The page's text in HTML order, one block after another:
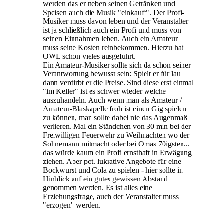
werden das er neben seinen Getränken und
Speisen auch die Musik "einkauft". Der Profi-
Musiker muss davon leben und der Veranstalter
ist ja schließlich auch ein Profi und muss von
seinen Einnahmen leben. Auch ein Amateur
muss seine Kosten reinbekommen. Hierzu hat
OWL schon vieles ausgeführt.
Ein Amateur-Musiker sollte sich da schon seiner
Verantwortung bewusst sein: Spielt er für lau
dann verdirbt er die Preise. Sind diese erst einmal
"im Keller" ist es schwer wieder welche
auszuhandeln. Auch wenn man als Amateur /
Amateur-Blaskapelle froh ist einen Gig spielen
zu können, man sollte dabei nie das Augenmaß
verlieren. Mal ein Ständchen von 30 min bei der
Freiwilligen Feuerwehr zu Weihnachten wo der
Sohnemann mitmacht oder bei Omas 70igsten... -
das würde kaum ein Profi ernsthaft in Erwägung
ziehen. Aber pot. lukrative Angebote für eine
Bockwurst und Cola zu spielen - hier sollte in
Hinblick auf ein gutes gewissen Abstand
genommen werden. Es ist alles eine
Erziehungsfrage, auch der Veranstalter muss
"erzogen" werden.